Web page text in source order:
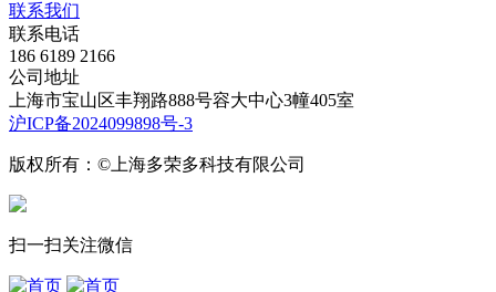
联系我们
联系电话
186 6189 2166
公司地址
上海市宝山区丰翔路888号容大中心3幢405室
沪ICP备2024099898号-3
版权所有：©上海多荣多科技有限公司
扫一扫关注微信